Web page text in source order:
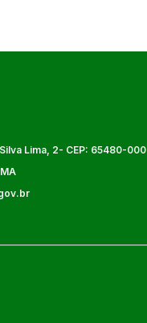
Lima, 2- CEP: 65480-000
MA